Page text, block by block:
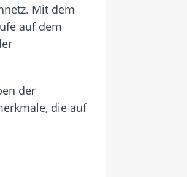
Mit dem
auf dem
der
die auf